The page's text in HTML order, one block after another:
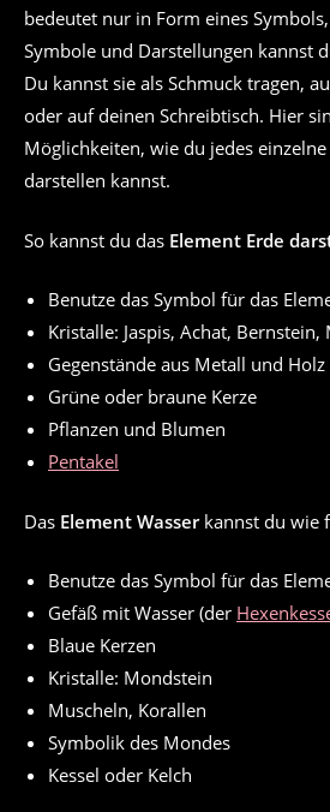
bedeutet nur in Form eines
Symbole und Darstellungen kannst
Du kannst sie als Schmuck tragen,
oder auf deinen Schreibtisch. Hier
Möglichkeiten, wie du jedes
darstellen kannst.
So kannst du das Element Erde
Benutze das Symbol für das
Kristalle: Jaspis, Achat, Bernstein,
Gegenstände aus Metall und Holz
Grüne oder braune Kerze
Pflanzen und Blumen
Pentakel
Das Element Wasserkannst du wie
Benutze das Symbol für das
Gefäß mit Wasser (der
Blaue Kerzen
Kristalle: Mondstein
Muscheln, Korallen
Symbolik des Mondes
Kessel oder Kelch